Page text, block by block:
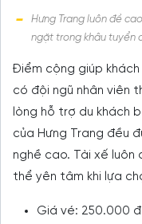
Hưng Trang luôn đề
ngặt trong khâu tuyển
Điểm cộng giúp khách
có đội ngũ nhân viên
lòng hỗ trợ du khách
của Hưng Trang đều
nghề cao. Tài xế
thể yên tâm khi lựa
Giá vé: 250.000